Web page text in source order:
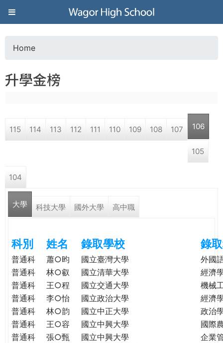
Jump to navigation
葳
格
高
學
際．
格。
o
a
e
h
r
e
Home
升學金榜
115 114 113 112 111 110 109 108 107 106
105
104
大學 科技大學 國外大學 高中職
科別 姓名 錄取學校 錄
普通科 蕭○昀 國立臺灣大學
外國
普通科
林○叡 國立清華大學
經濟
普通科
王○程 國立交通大學
機械
普通科
李○怡 國立政治大學
經濟
普通科
林○韵 國立中正大學
政治
普通科
王○容 國立中興大學
國際
普通科
張○甄 國立中興大學
企業